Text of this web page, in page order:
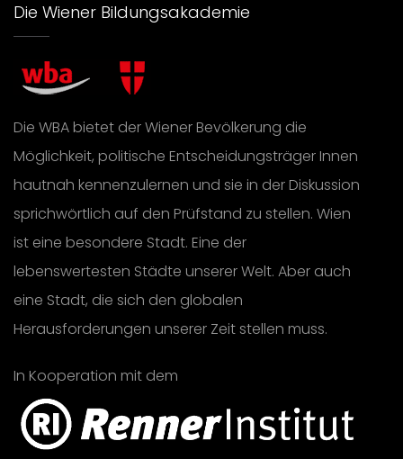
Die Wiener Bildungsakademie
Die WBA bietet der Wiener Bevölkerung die
Möglichkeit, politische Entscheidungsträger Innen
hautnah kennenzulernen und sie in der Diskussion
sprichwörtlich auf den Prüfstand zu stellen. Wien
ist eine besondere Stadt. Eine der
lebenswertesten Städte unserer Welt. Aber auch
eine Stadt, die sich den globalen
Herausforderungen unserer Zeit stellen muss.
In Kooperation mit dem